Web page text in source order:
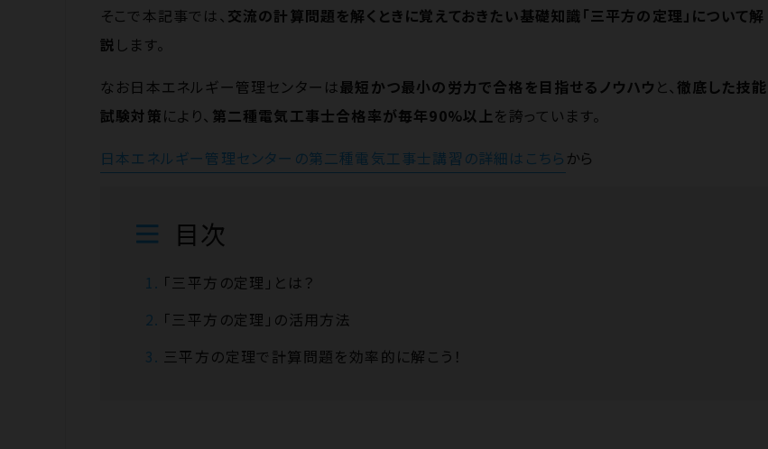
そこで本記事では、 交流の計算問題を解くときに覚えておきたい基礎知識「三平方の定理」について解
説 します。
なお日本エネルギー管理センターは最短かつ最小の労力で合格を目指せるノウハウ と、 徹底した技能
試験対策により、 第二種電気工事士合格率が毎年90%以上を誇っています。
日本エネルギー管理センターの第二種電気工事士講習の詳細はこちら から
目次
「三平方の定理」とは？
「三平方の定理」の活用方法
三平方の定理で計算問題を効率的に解こう！